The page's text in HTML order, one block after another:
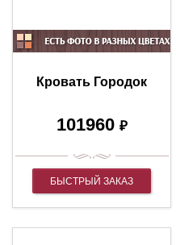
Кровать Городок
101960 ₽
БЫСТРЫЙ ЗАКАЗ